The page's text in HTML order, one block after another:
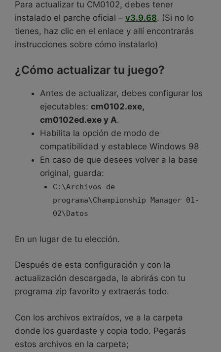
Para actualizar tu CM0102, debes tener
instalado el parche oficial – v3.9.68. (Si no lo
tienes, haz clic en el enlace y allí encontrarás
instrucciones sobre cómo instalarlo)
¿Cómo actualizar tu juego?
Antes de actualizar, debes configurar los
ejecutables: cm0102.exe,
cm0102ed.exe y A.
Habilita la opción de modo de
compatibilidad y establece Windows 98
En caso de que desees volver a la base
original, guarda:
C:\Archivos de
programa\Championship Manager 01-
02\Datos
En un lugar de tu elección.
Después de esta configuración y con la
actualización descargada, la abrirás con tu
programa zip favorito y extraerás todo.
Con los archivos extraídos, ve a la carpeta
donde los guardaste y copia todo. Pegarás
estos archivos en la carpeta;